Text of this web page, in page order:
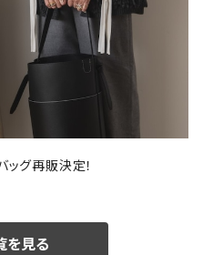
グ再販決定！
を見る